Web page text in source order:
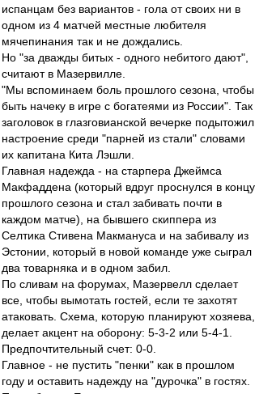
испанцам без вариантов - гола от своих ни в
одном из 4 матчей местные любителя
мячепинания так и не дождались.
Но "за дважды битых - одного небитого дают",
считают в Мазервилле.
"Мы вспоминаем боль прошлого сезона, чтобы
быть начеку в игре с богатеями из России". Так
заголовок в глазговианской вечерке подытожил
настроение среди "парней из стали" словами
их капитана Кита Лэшли.
Главная надежда - на старпера Джеймса
Макфаддена (который вдруг проснулся в концу
прошлого сезона и стал забивать почти в
каждом матче), на бывшего скиппера из
Селтика Стивена Макмануса и на забивалу из
Эстонии, который в новой команде уже сыграл
два товарняка и в одном забил.
По сливам на форумах, Мазервелл сделает
все, чтобы вымотать гостей, если те захотят
атаковать. Схема, которую планируют хозяева,
делает акцент на оборону: 5-3-2 или 5-4-1.
Предпочтительный счет: 0-0.
Главное - не пустить "пенки" как в прошлом
году и оставить надежду на "дурочка" в гостях.